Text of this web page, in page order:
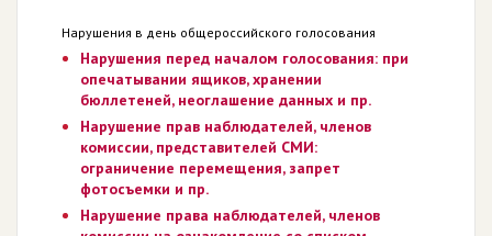
Нарушения в день общероссийского голосования
Нарушения перед началом голосования: при
опечатывании ящиков, хранении
бюллетеней, неоглашение данных и пр.
Нарушение прав наблюдателей, членов
комиссии, представителей СМИ:
ограничение перемещения, запрет
фотосъемки и пр.
Нарушение права наблюдателей, членов